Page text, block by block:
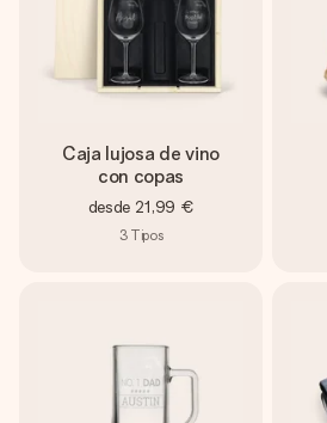
Caja lujosa de vino
con copas
desde 21,99 €
3 Tipos